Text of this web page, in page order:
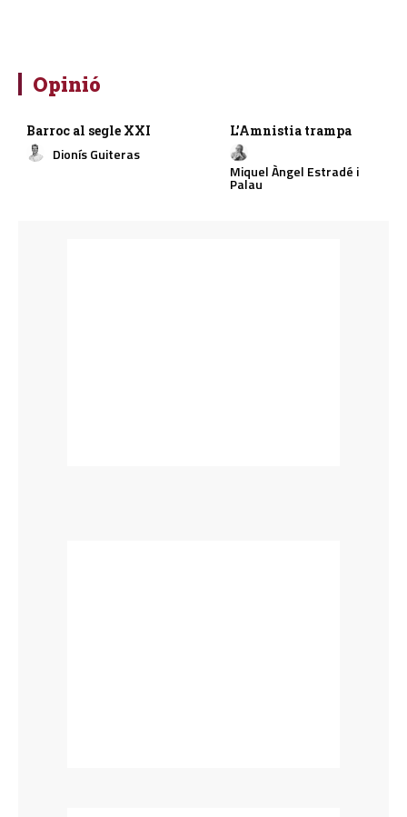
Opinió
Barroc al segle XXI
Dionís Guiteras
L’Amnistia trampa
Miquel Àngel Estradé i
Palau